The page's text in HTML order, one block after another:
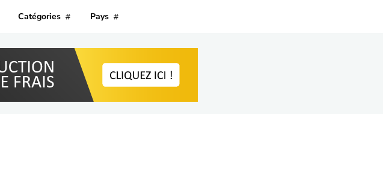
Catégories Pays